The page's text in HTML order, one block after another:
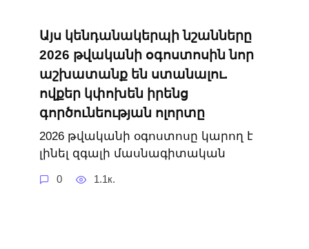
Այս կենդանակերպի նշանները
2026 թվականի օգոստոսին նոր
աշխատանք են ստանալու.
ովքեր կփոխեն իրենց
գործունեության ոլորտը
2026 թվականի օգոստոսը կարող է
լինել զգալի մասնագիտական
0 1.1к.